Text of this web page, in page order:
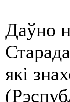
Даўно
які